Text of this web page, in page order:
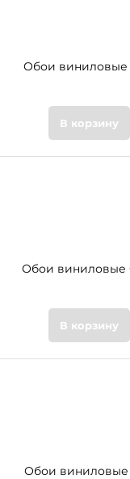
Обои виниловые
В корзину
Обои виниловые
В корзину
Обои виниловые